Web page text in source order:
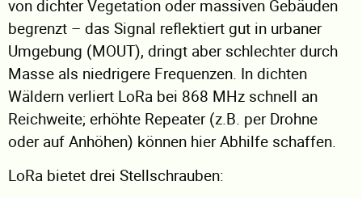
von dichter Vegetation oder massiven Gebäuden
begrenzt – das Signal reflektiert gut in urbaner
Umgebung (MOUT), dringt aber schlechter durch
Masse als niedrigere Frequenzen. In dichten
Wäldern verliert LoRa bei 868 MHz schnell an
Reichweite; erhöhte Repeater (z.B. per Drohne
oder auf Anhöhen) können hier Abhilfe schaffen.
LoRa bietet drei Stellschrauben: